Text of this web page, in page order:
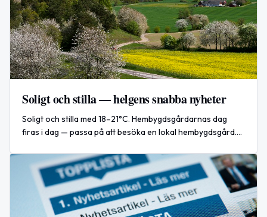
Soligt och stilla — helgens snabba nyheter
Soligt och stilla med 18–21°C. Hembygdsgårdarnas dag
firas i dag — passa på att besöka en lokal hembygdsgård.